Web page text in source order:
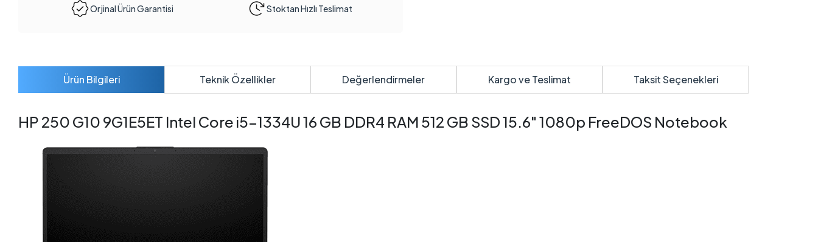
Orjinal Ürün Garantisi
Stoktan Hızlı Teslimat
Ürün Bilgileri Teknik Özellikler Değerlendirmeler Kargo ve Teslimat Taksit Seçenekleri
HP 250 G10 9G1E5ET Intel Core i5-1334U 16 GB DDR4 RAM 512 GB SSD 15.6" 1080p FreeDOS Notebook